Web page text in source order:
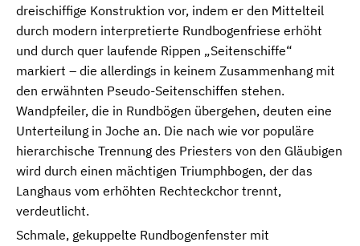
dreischiffige Konstruktion vor, indem er den Mittelteil
durch modern interpretierte Rundbogenfriese erhöht
und durch quer laufende Rippen „Seitenschiffe“
markiert – die allerdings in keinem Zusammenhang mit
den erwähnten Pseudo-Seitenschiffen stehen.
Wandpfeiler, die in Rundbögen übergehen, deuten eine
Unterteilung in Joche an. Die nach wie vor populäre
hierarchische Trennung des Priesters von den Gläubigen
wird durch einen mächtigen Triumphbogen, der das
Langhaus vom erhöhten Rechteckchor trennt,
verdeutlicht.
Schmale, gekuppelte Rundbogenfenster mit